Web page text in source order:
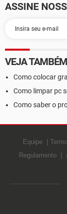
ASSINE
VEJA TAMBÉM
Como colocar
Como limpar pc
Como saber o
Equipe
Regulamento